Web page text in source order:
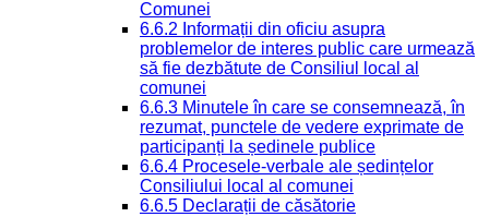
Comunei
6.6.2 Informații din oficiu asupra
problemelor de interes public care urmează
să fie dezbătute de Consiliul local al
comunei
6.6.3 Minutele în care se consemnează, în
rezumat, punctele de vedere exprimate de
participanți la ședinele publice
6.6.4 Procesele-verbale ale ședințelor
Consiliului local al comunei
6.6.5 Declarații de căsătorie